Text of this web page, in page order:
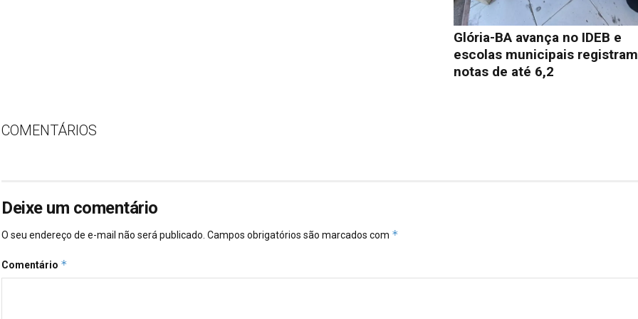
Glória-BA avança no IDEB e
escolas municipais registram
notas de até 6,2
COMENTÁRIOS
Deixe um comentário
O seu endereço de e-mail não será publicado. Campos obrigatórios são marcados com *
Comentário *